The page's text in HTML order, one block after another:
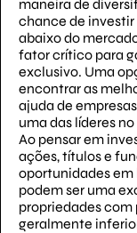
maneira de
chance de
abaixo do
fator crítico para
exclusivo. Uma
encontrar as
ajuda de
uma das líderes
Ao pensar em
ações, títulos e
oportunidades
podem ser uma
propriedades
geralmente